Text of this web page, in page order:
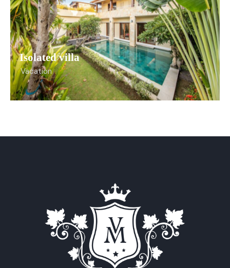
Isolated villa
Vacation